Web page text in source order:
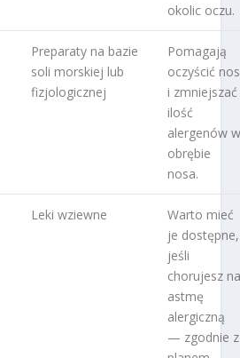
okolic oczu.
Preparaty na bazie
soli morskiej lub
fizjologicznej
Pomagają
oczyścić nos
i zmniejszać
ilość
alergenów
obrębie
nosa.
Leki wziewne
Warto mieć
je dostępne,
jeśli
chorujesz
astmę
alergiczną
— zgodnie z